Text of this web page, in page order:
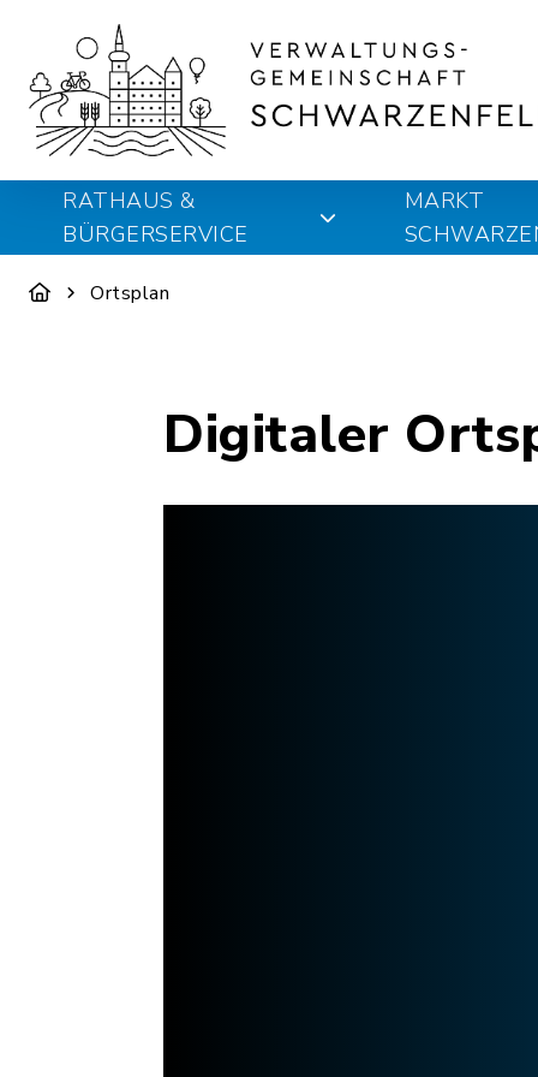
RATHAUS &
BÜRGERSERVICE
MARKT
Ortsplan
Digitaler